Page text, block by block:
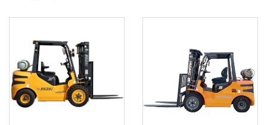
kumukuha ng
diesel, na may mataas
na kalidad na Hapones
na motor ng ISUZU